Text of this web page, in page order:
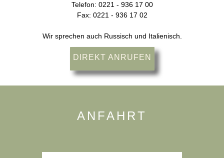
Telefon: 0221 - 936 17 00
Fax: 0221 - 936 17 02
Wir sprechen auch Russisch und Italienisch.
DIREKT ANRUFEN
ANFAHRT